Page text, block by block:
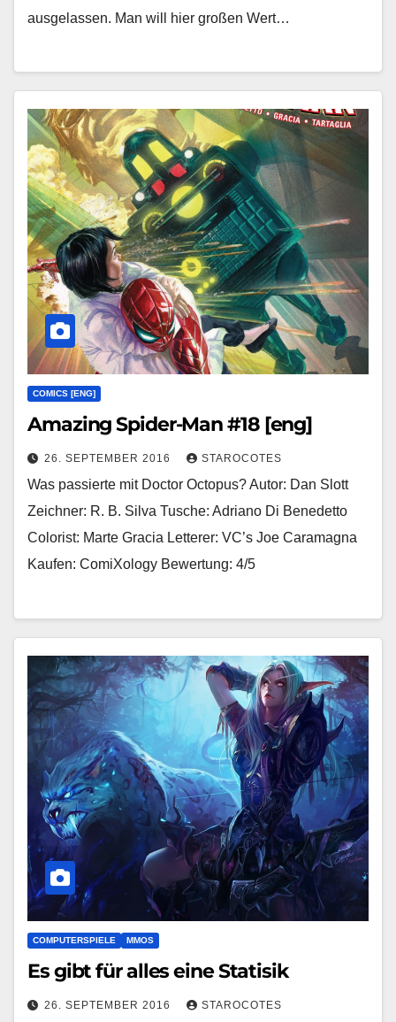
ausgelassen. Man will hier großen Wert…
COMICS [ENG]
Amazing Spider-Man #18 [eng]
26. SEPTEMBER 2016 STAROCOTES
Was passierte mit Doctor Octopus? Autor: Dan Slott
Zeichner: R. B. Silva Tusche: Adriano Di Benedetto
Colorist: Marte Gracia Letterer: VC’s Joe Caramagna
Kaufen: ComiXology Bewertung: 4/5
COMPUTERSPIELE MMOS
Es gibt für alles eine Statisik
26. SEPTEMBER 2016 STAROCOTES